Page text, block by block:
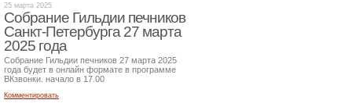
25 марта 2025
Собрание Гильдии печников
Санкт-Петербурга 27 марта
2025 года
Собрание Гильдии печников 27 марта 2025
года будет в онлайн формате в программе
ВКзвонки. начало в 17.00
Комментировать